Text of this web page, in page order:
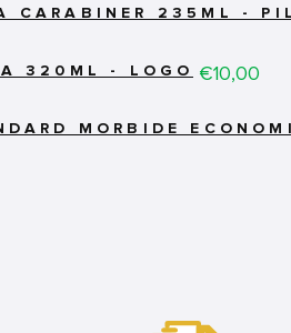
CARABINER 235ML -
320ML - LOGO Price
€10,00
MORBIDE